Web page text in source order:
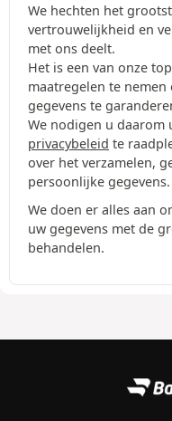
We hechten het
vertrouwelijkheid en
met ons deelt.
Het is een van onze
maatregelen te
gegevens te
We nodigen u daarom
privacybeleid te
over het verzamelen,
persoonlijke gegevens.
We doen er alles aan
uw gegevens met de
behandelen.